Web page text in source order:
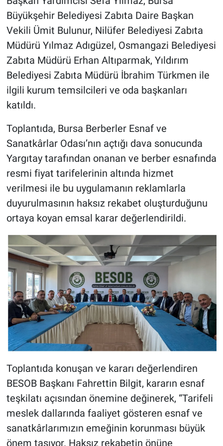
Büyükşehir Belediyesi Zabıta Daire Başkan
Vekili Ümit Bulunur, Nilüfer Belediyesi Zabıta
Müdürü Yılmaz Adıgüzel, Osmangazi Belediyesi
Zabıta Müdürü Erhan Altıparmak, Yıldırım
Belediyesi Zabıta Müdürü İbrahim Türkmen ile
ilgili kurum temsilcileri ve oda başkanları
katıldı.
Toplantıda, Bursa Berberler Esnaf ve
Sanatkârlar Odası’nın açtığı dava sonucunda
Yargıtay tarafından onanan ve berber esnafında
resmi fiyat tarifelerinin altında hizmet
verilmesi ile bu uygulamanın reklamlarla
duyurulmasının haksız rekabet oluşturduğunu
ortaya koyan emsal karar değerlendirildi.
Toplantıda konuşan ve kararı değerlendiren
BESOB Başkanı Fahrettin Bilgit, kararın esnaf
teşkilatı açısından önemine değinerek, “Tarifeli
meslek dallarında faaliyet gösteren esnaf ve
sanatkârlarımızın emeğinin korunması büyük
önem taşıyor. Haksız rekabetin önüne